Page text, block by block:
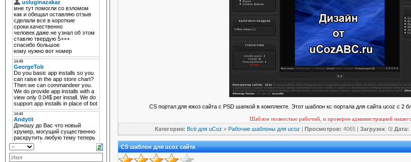
CS портал для юкоз сайта с PSD шапкой в комплекте. Этот шаблон кс портала для сайта ucoz с 2
Шаблон полностью рабочий, и проверен администрацией
Категория: Всё для uCoz » Рабочие шаблоны для ucoz Просмотров: 4065 | Загрузок: 0| Дата:
CS шаблон для ucoz сайта